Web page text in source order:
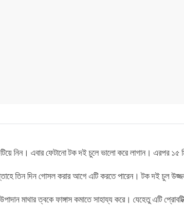
নিন। এবার ফেটানো টক দই চুলে ভালো করে লাগান। এরপর ১৫
তিন দিন গোসল করার আগে এটি করতে পারেন। টক দই চুল
উপাদান মাথার ত্বকে ফাঙ্গাস কমাতে সাহায্য করে। যেহেতু এটি